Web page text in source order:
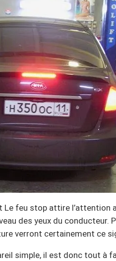
feu stop attire l’attention
des yeux du conducteur.
verront certainement ce
simple, il est donc tout à